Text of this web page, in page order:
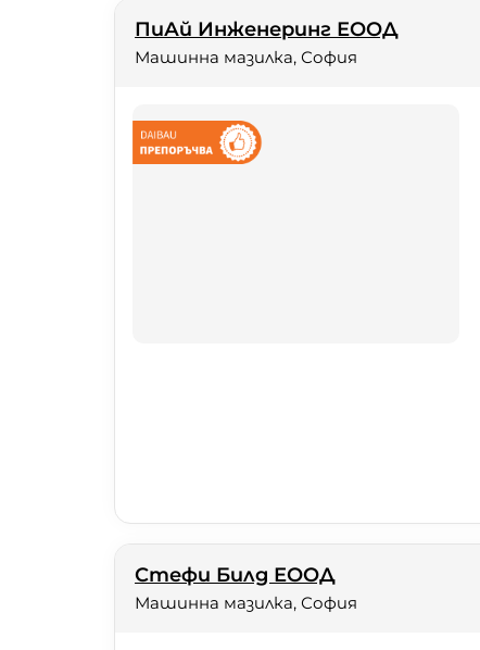
ПиАй Инженеринг ЕООД
Машинна мазилка, София
Стефи Билд ЕООД
Машинна мазилка, София